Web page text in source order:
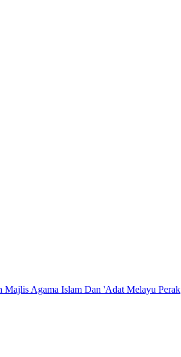
Majlis Agama Islam Dan 'Adat Melayu Perak